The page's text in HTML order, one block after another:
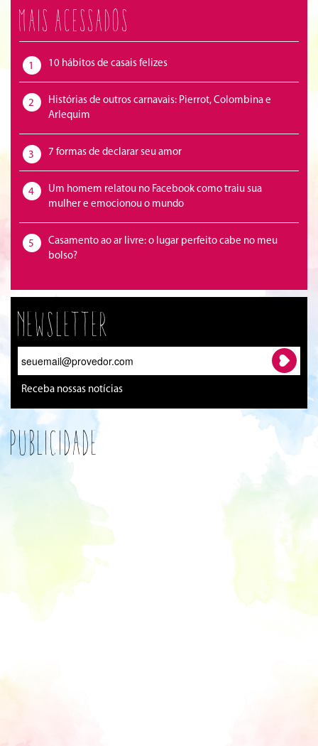
Mais acessados
1 10 hábitos de casais felizes
2
Histórias de outros carnavais: Pierrot, Colombina e
Arlequim
3 7 formas de declarar seu amor
4
Um homem relatou no Facebook como traiu sua
mulher e emocionou o mundo
5
Casamento ao ar livre: o lugar perfeito cabe no meu
bolso?
Newsletter
Receba nossas notícias
Publicidade